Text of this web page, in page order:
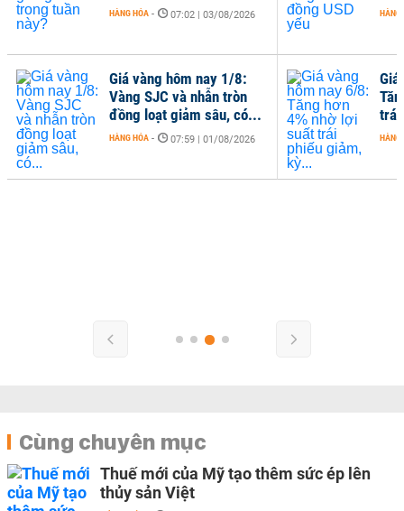
trái
HÀNG
HÀNG HÓA - 07:02 | 03/08/2026
Giá vàng hôm nay 1/8:
Vàng SJC và nhẫn tròn
đồng loạt giảm sâu, có...
HÀNG HÓA - 07:59 | 01/08/2026
HÀNG
Cùng chuyên mục
Thuế mới của Mỹ tạo thêm sức ép lên
thủy sản Việt